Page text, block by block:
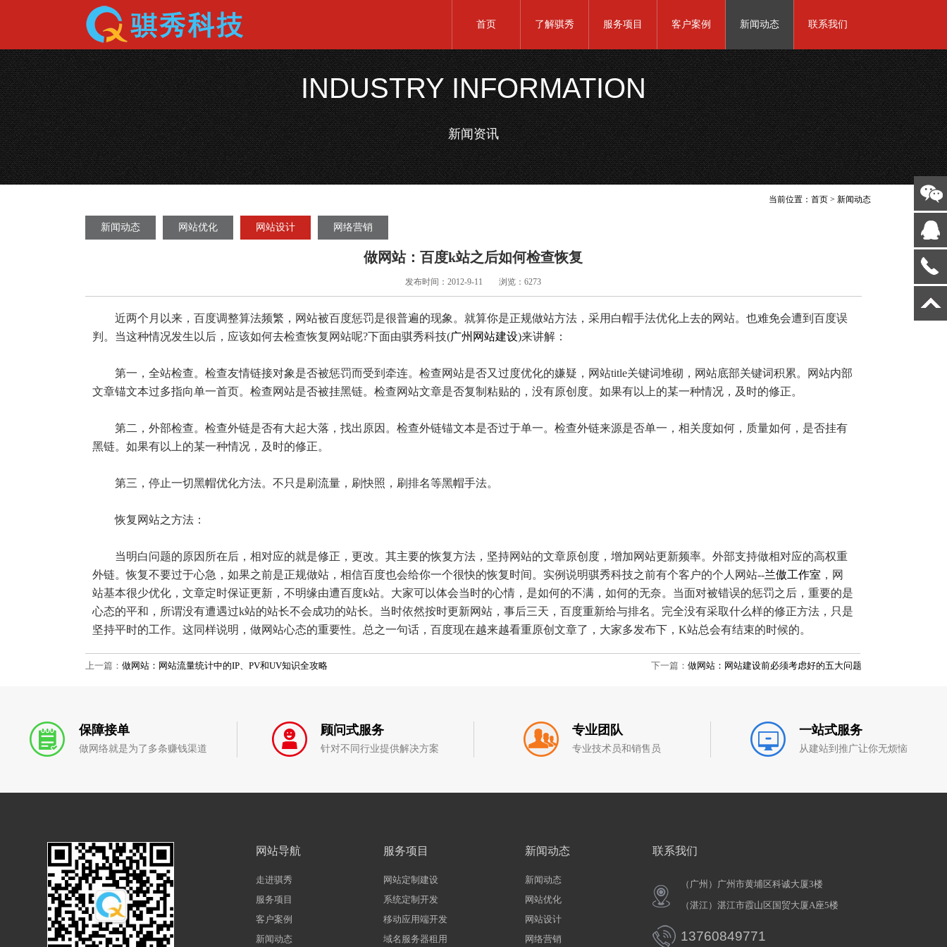
首页 了解骐秀 服务项目 客户案例 新闻动态 联系我们
INDUSTRY INFORMATION
新闻资讯
当前位置：首页 >新闻动态
新闻动态 网站优化 网站设计 网络营销
做网站：百度k站之后如何检查恢复
发布时间：2012-9-11 浏览：6273
近两个月以来，百度调整算法频繁，网站被百度惩罚是很普遍的现象。就算你是正规做站方法，采用白帽手法优化上去的网站。也难免会遭到百度误
判。当这种情况发生以后，应该如何去检查恢复网站呢?下面由骐秀科技(广州网站建设)来讲解：
第一，全站检查。检查友情链接对象是否被惩罚而受到牵连。检查网站是否又过度优化的嫌疑，网站title关键词堆砌，网站底部关键词积累。网站内部
文章锚文本过多指向单一首页。检查网站是否被挂黑链。检查网站文章是否复制粘贴的，没有原创度。如果有以上的某一种情况，及时的修正。
第二，外部检查。检查外链是否有大起大落，找出原因。检查外链锚文本是否过于单一。检查外链来源是否单一，相关度如何，质量如何，是否挂有
黑链。如果有以上的某一种情况，及时的修正。
第三，停止一切黑帽优化方法。不只是刷流量，刷快照，刷排名等黑帽手法。
恢复网站之方法：
当明白问题的原因所在后，相对应的就是修正，更改。其主要的恢复方法，坚持网站的文章原创度，增加网站更新频率。外部支持做相对应的高权重
外链。恢复不要过于心急，如果之前是正规做站，相信百度也会给你一个很快的恢复时间。实例说明骐秀科技之前有个客户的个人网站--兰傲工作室 ，网
站基本很少优化，文章定时保证更新，不明缘由遭百度k站。大家可以体会当时的心情，是如何的不满，如何的无奈。当面对被错误的惩罚之后，重要的是
心态的平和，所谓没有遭遇过k站的站长不会成功的站长。当时依然按时更新网站，事后三天，百度重新给与排名。完全没有采取什么样的修正方法，只是
坚持平时的工作。这同样说明，做网站心态的重要性。总之一句话，百度现在越来越看重原创文章了，大家多发布下，K站总会有结束的时候的。
上一篇： 做网站：网站流量统计中的IP、PV和UV知识全攻略 下一篇：做网站：网站建设前必须考虑好的五大问题
保障接单
做网络就是为了多条赚钱渠道
顾问式服务
针对不同行业提供解决方案
专业团队
专业技术员和销售员
一站式服务
从建站到推广让你无烦恼
网站导航
走进骐秀
服务项目
客户案例
新闻动态
服务项目
网站定制建设
系统定制开发
移动应用端开发
域名服务器租用
新闻动态
新闻动态
网站优化
网站设计
网络营销
联系我们
（广州）广州市黄埔区科诚大厦3楼
（湛江）湛江市霞山区国贸大厦A座5楼
13760849771